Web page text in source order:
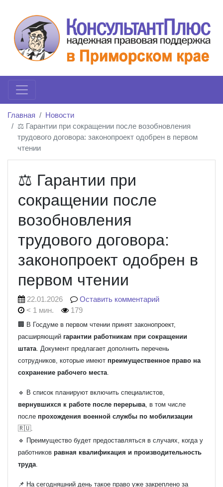
Главная
Новости
⚖️ Гарантии при сокращении после возобновления
трудового договора: законопроект одобрен в первом
чтении
⚖️ Гарантии при
сокращении после
возобновления
трудового договора:
законопроект одобрен в
первом чтении
22.01.2026
Оставить комментарий
< 1 мин.
179
🏢 В Госдуме в первом чтении принят законопроект,
расширяющий гарантии работникам при сокращении
штата . Документ предлагает дополнить перечень
сотрудников, которые имеют преимущественное право на
сохранение рабочего места
🔹 В список планируют включить специалистов,
вернувшихся к работе после перерыва , в том числе
после прохождения военной службы по мобилизации
🇷🇺.
🔹 Преимущество будет предоставляться в случаях, когда у
работников равная квалификация и производительность
труда
📌 На сегодняшний день такое право уже закреплено за